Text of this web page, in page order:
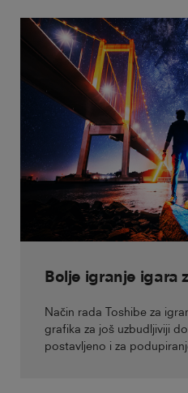
Bolje igranje igara
Način rada Toshibe za
grafika za još uzbudljiviji
postavljeno i za